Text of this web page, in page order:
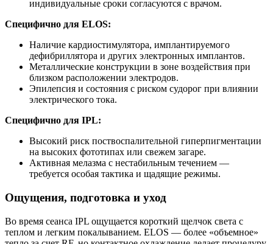
индивидуальные сроки согласуются с врачом.
Специфично для ELOS:
Наличие кардиостимулятора, имплантируемого
дефибриллятора и других электронных имплантов.
Металлические конструкции в зоне воздействия при
близком расположении электродов.
Эпилепсия и состояния с риском судорог при влиянии
электрического тока.
Специфично для IPL:
Высокий риск поствоспалительной гиперпигментации
на высоких фототипах или свежем загаре.
Активная мелазма с нестабильным течением —
требуется особая тактика и щадящие режимы.
Ощущения, подготовка и уход
Во время сеанса IPL ощущается короткий щелчок света с
теплом и легким покалыванием. ELOS — более «объемное»